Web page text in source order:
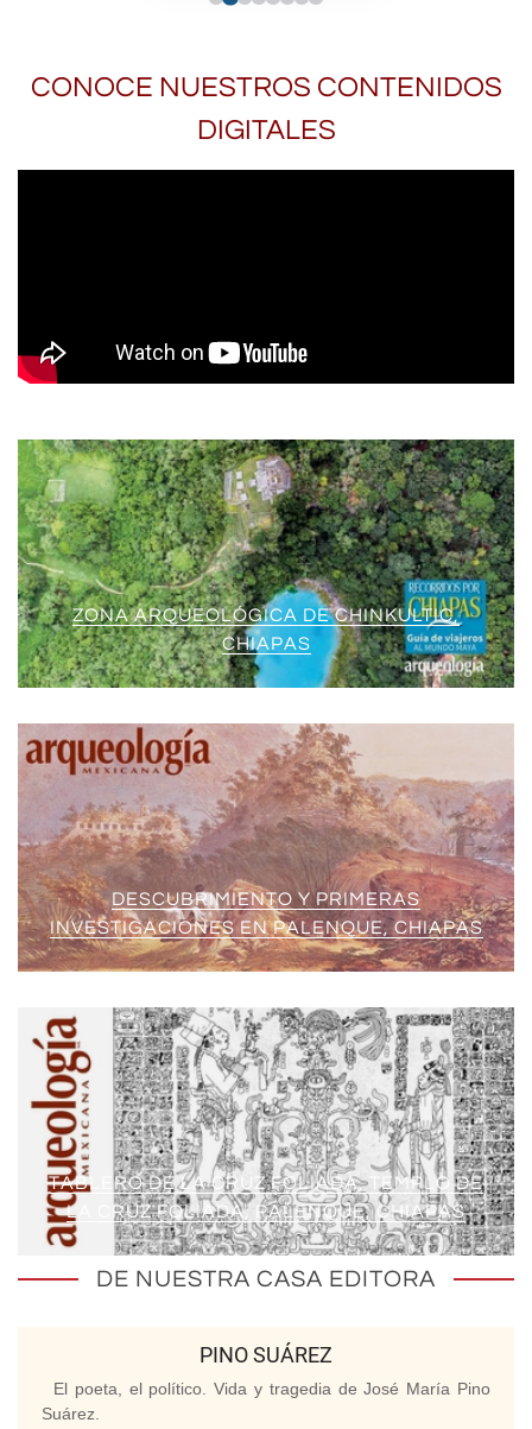
CONOCE NUESTROS CONTENIDOS
DIGITALES
ZONA ARQUEOLÓGICA DE CHINKULTIC,
CHIAPAS
DESCUBRIMIENTO Y PRIMERAS
INVESTIGACIONES EN PALENQUE, CHIAPAS
TABLERO DE LA CRUZ FOLIADA, TEMPLO DE
LA CRUZ FOLIADA, PALENQUE, CHIAPAS
DE NUESTRA CASA EDITORA
PINO SUÁREZ
El poeta, el político. Vida y tragedia de José María Pino
Suárez.